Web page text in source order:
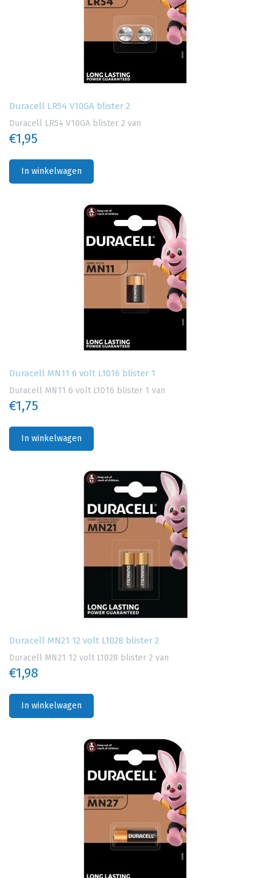
Duracell LR54 V10GA blister 2
Duracell LR54 V10GA blister 2 van
€1,95
In winkelwagen
Duracell MN11 6 volt L1016 blister 1
Duracell MN11 6 volt L1016 blister 1 van
€1,75
In winkelwagen
Duracell MN21 12 volt L1028 blister 2
Duracell MN21 12 volt L1028 blister 2 van
€1,98
In winkelwagen